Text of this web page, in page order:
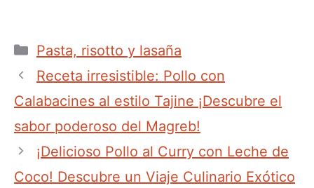
Categorías
Pasta, risotto y lasaña
Receta irresistible: Pollo con
Calabacines al estilo Tajine ¡Descubre el
sabor poderoso del Magreb!
¡Delicioso Pollo al Curry con Leche de
Coco! Descubre un Viaje Culinario Exótico